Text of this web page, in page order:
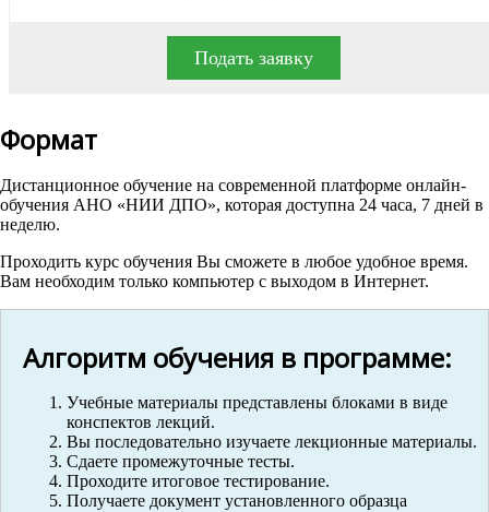
Подать заявку
Формат
Дистанционное обучение на современной платформе онлайн-
обучения АНО «НИИ ДПО», которая доступна 24 часа, 7 дней в
неделю.
Проходить курс обучения Вы сможете в любое удобное время.
Вам необходим только компьютер с выходом в Интернет.
Алгоритм обучения в программе:
Учебные материалы представлены блоками в виде
конспектов лекций.
Вы последовательно изучаете лекционные материалы.
Сдаете промежуточные тесты.
Проходите итоговое тестирование.
Получаете документ установленного образца